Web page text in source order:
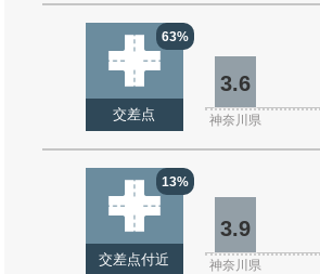
63%
交差点
3.6
神奈川県
13%
交差点付近
3.9
神奈川県